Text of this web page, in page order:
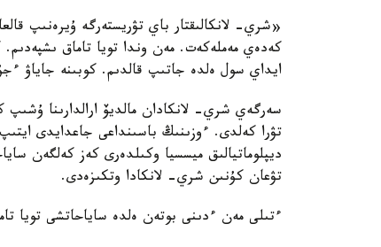
«شري- لانكالىقتار باي تۋريستەرگە ۇيرەنىپ
ايداي سول ەلدە جاتىپ قالدىم. كوبىنە
سەرگەي شري- لانكادان مالديۆ ارالدارىنا ۇشىپ
تۋرا كەلدى. ءوزىنىڭ باسىنداعى جاعدايدى
تۋعان كۇنىن شري- لانكادا وتكىزەدى.
ءتىلى مەن ءدىنى بوتەن ەلدە ساياحاتشى تويا